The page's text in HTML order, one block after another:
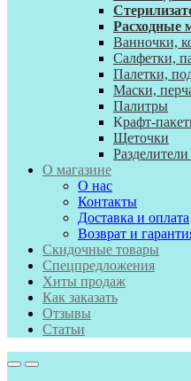
Расходные
Ванночки,
Салфетки,
Палетки,
Маски,
Палитры
Крафт-
Щеточки
О магазине
О нас
Контакты
Доставка и оплата
Возврат и
Скидочные товары
Спецпредложения
Хиты продаж
Как заказать
Отзывы
Статьи